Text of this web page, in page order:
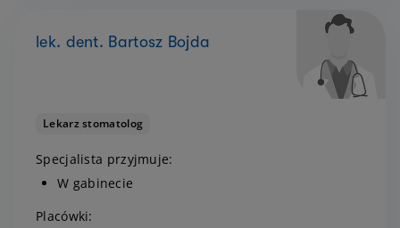
lek. dent. Bartosz Bojda
Lekarz stomatolog
Specjalista przyjmuje:
W gabinecie
Placówki: